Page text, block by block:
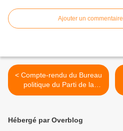
Ajouter un commentaire
< Compte-rendu du Bureau
politique du Parti de la
France du 18/09/21
Hébergé par Overblog